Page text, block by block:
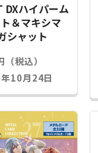
DXハイパーム
＆マキシマ
シャット
税込）
10月24日